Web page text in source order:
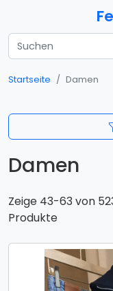
Startseite Damen
Damen
Zeige 43-63 von
Produkte